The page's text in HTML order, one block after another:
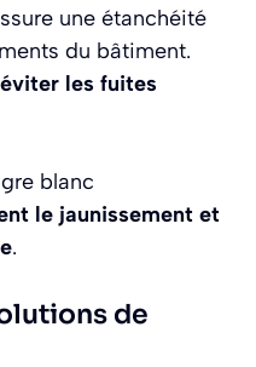
une étanchéité
du bâtiment.
éviter les fuites
blanc
le jaunissement et
.
de